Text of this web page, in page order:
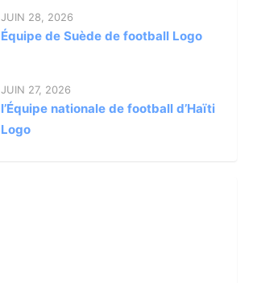
JUIN 28, 2026
Équipe de Suède de football Logo
JUIN 27, 2026
l’Équipe nationale de football d’Haïti
Logo